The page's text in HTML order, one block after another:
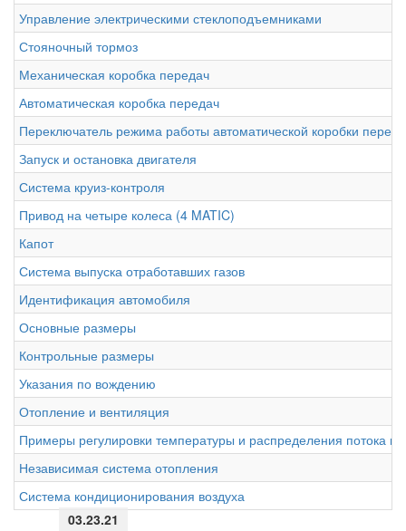
Управление электрическими стеклоподъемниками
Стояночный тормоз
Механическая коробка передач
Автоматическая коробка передач
Переключатель режима работы автоматической коробки
Запуск и остановка двигателя
Система круиз-контроля
Привод на четыре колеса (4 MATIC)
Капот
Система выпуска отработавших газов
Идентификация автомобиля
Основные размеры
Контрольные размеры
Указания по вождению
Отопление и вентиляция
Примеры регулировки температуры и распределения потока
Независимая система отопления
Система кондиционирования воздуха
03.23.21